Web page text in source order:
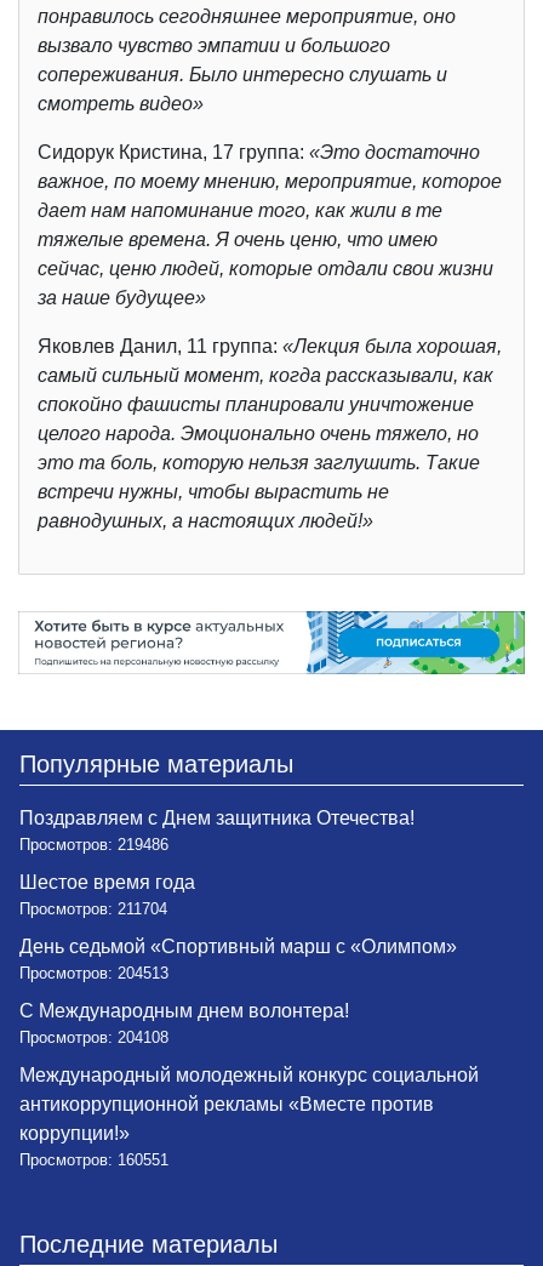
понравилось сегодняшнее мероприятие, оно
вызвало чувство эмпатии и большого
сопереживания. Было интересно слушать и
смотреть видео»
Сидорук Кристина, 17 группа: «Это достаточно
важное, по моему мнению, мероприятие, которое
дает нам напоминание того, как жили в те
тяжелые времена. Я очень ценю, что имею
сейчас, ценю людей, которые отдали свои жизни
за наше будущее»
Яковлев Данил, 11 группа: «Лекция была хорошая,
самый сильный момент, когда рассказывали, как
спокойно фашисты планировали уничтожение
целого народа. Эмоционально очень тяжело, но
это та боль, которую нельзя заглушить. Такие
встречи нужны, чтобы вырастить не
равнодушных, а настоящих людей!»
Популярные материалы
Поздравляем с Днем защитника Отечества!
Просмотров: 219486
Шестое время года
Просмотров: 211704
День седьмой «Спортивный марш с «Олимпом»
Просмотров: 204513
С Международным днем волонтера!
Просмотров: 204108
Международный молодежный конкурс социальной
антикоррупционной рекламы «Вместе против
коррупции!»
Просмотров: 160551
Последние материалы